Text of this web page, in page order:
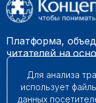
Платформа,
читателей на
гармоничного
встретить на
Для анализа
использует
данных